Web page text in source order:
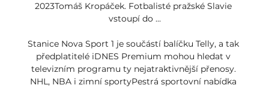
2023Tomáš Kropáček. Fotbalisté pražské Slavie
vstoupí do ...
Stanice Nova Sport 1 je součástí balíčku Telly, a tak
předplatitelé iDNES Premium mohou hledat v
televizním programu ty nejatraktivnější přenosy.
NHL, NBA i zimní sportyPestrá sportovní nabídka